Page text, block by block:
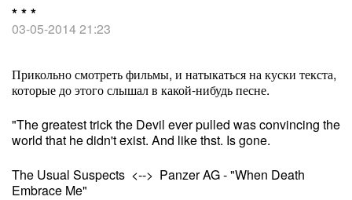
* * *
03-05-2014 21:23
Прикольно смотреть фильмы, и натыкаться на куски текста,
которые до этого слышал в какой-нибудь песне.
"The greatest trick the Devil ever pulled was convincing the
world that he didn't exist. And like thst. Is gone.
The Usual Suspects <--> Panzer AG - "When Death
Embrace Me"